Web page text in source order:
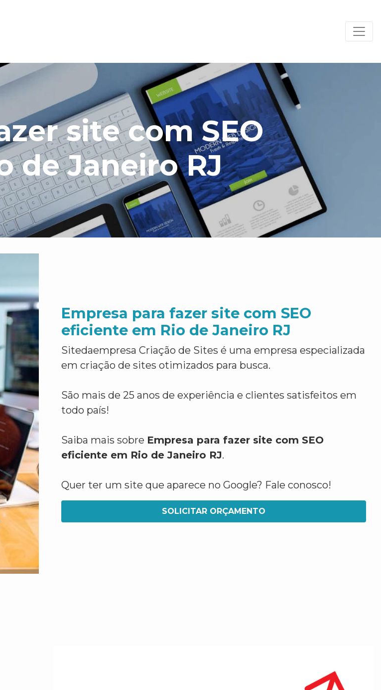
site com SEO
de Janeiro RJ
Empresa para fazer site com SEO
eficiente em Rio de Janeiro RJ
Sitedaempresa Criação de Sites é uma empresa especializada
em criação de sites otimizados para busca.
São mais de 25 anos de experiência e clientes satisfeitos em
todo país!
Saiba mais sobre Empresa para fazer site com SEO
eficiente em Rio de Janeiro RJ.
Quer ter um site que aparece no Google? Fale conosco!
SOLICITAR ORÇAMENTO